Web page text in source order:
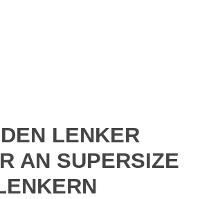
LENKER
AN SUPERSIZE